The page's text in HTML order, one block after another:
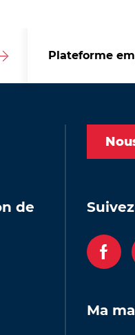
Plateforme
de
F
Ma